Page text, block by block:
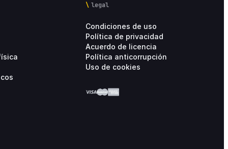
legal
Condiciones de uso
Política de privacidad
Acuerdo de licencia
Política anticorrupción
Uso de cookies